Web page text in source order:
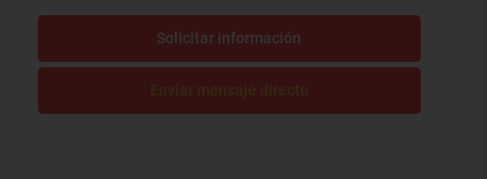
Solicitar información